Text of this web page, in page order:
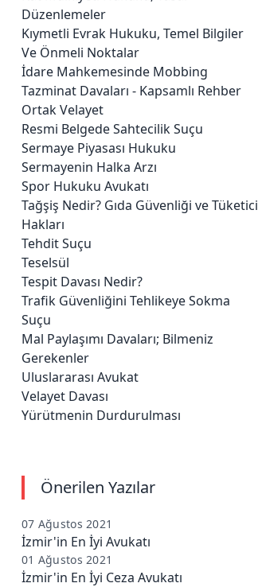
Düzenlemeler
Kıymetli Evrak Hukuku, Temel Bilgiler
Ve Önmeli Noktalar
İdare Mahkemesinde Mobbing
Tazminat Davaları - Kapsamlı Rehber
Ortak Velayet
Resmi Belgede Sahtecilik Suçu
Sermaye Piyasası Hukuku
Sermayenin Halka Arzı
Spor Hukuku Avukatı
Tağşiş Nedir? Gıda Güvenliği ve Tüketici
Hakları
Tehdit Suçu
Teselsül
Tespit Davası Nedir?
Trafik Güvenliğini Tehlikeye Sokma
Suçu
Mal Paylaşımı Davaları; Bilmeniz
Gerekenler
Uluslararası Avukat
Velayet Davası
Yürütmenin Durdurulması
Önerilen Yazılar
07 Ağustos 2021
İzmir'in En İyi Avukatı
01 Ağustos 2021
İzmir'in En İyi Ceza Avukatı